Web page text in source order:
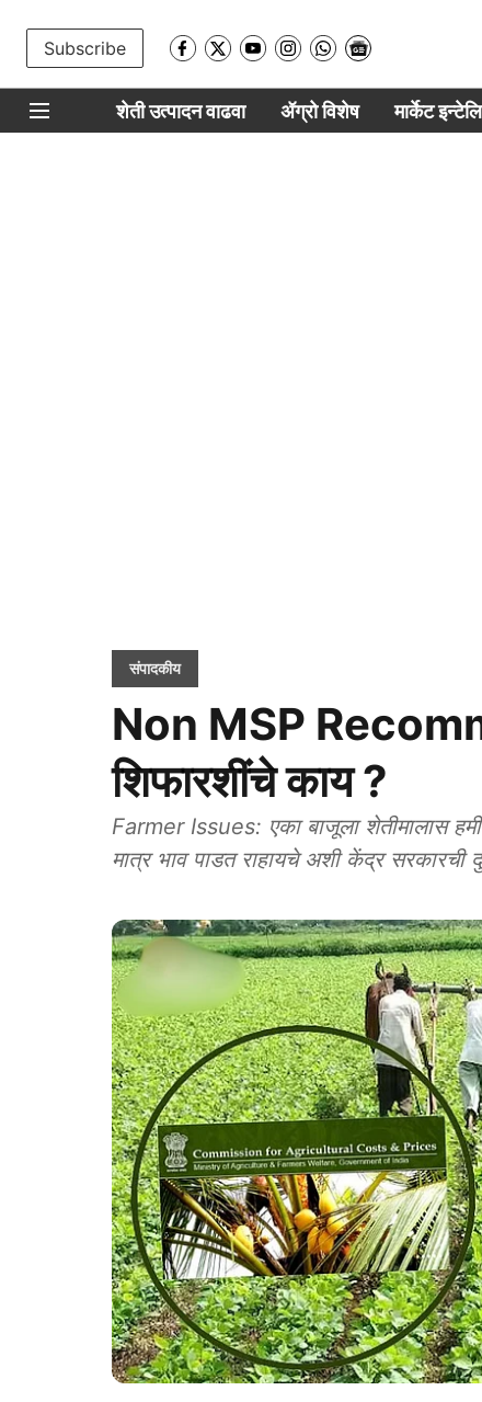
Subscribe
शेती उत्पादन वाढवा ॲग्रो विशेष मार्केट
संपादकीय
Non MSP
शिफारशींचे काय ?
Farmer Issues: एका बाजूला शेतीमालास
मात्र भाव पाडत राहायचे अशी केंद्र सरकारची